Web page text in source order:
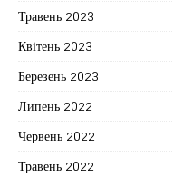
Травень 2023
Квітень 2023
Березень 2023
Липень 2022
Червень 2022
Травень 2022